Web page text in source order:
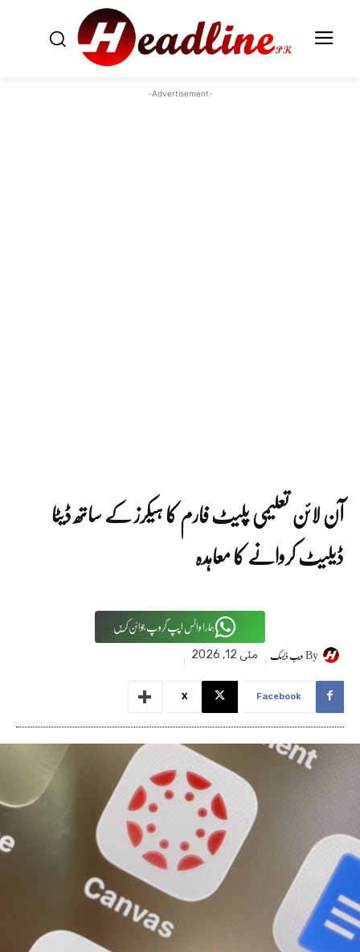
-Advertisement-
آن لائن تعلیمی پلیٹ فارم کا ہیکرز کے ساتھ ڈیٹا
ڈیلیٹ کروانے کا معاہدہ
ہمارا واٹس اپپ گروپ جوائن کریں
Byویب ڈیسک مئی 12, 2026
Facebook
X